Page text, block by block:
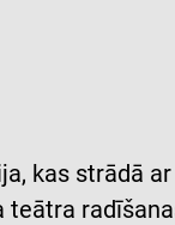
kas strādā